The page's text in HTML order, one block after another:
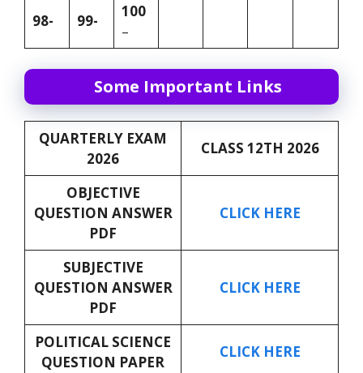
98- 99-
100
–
Some Important Links
QUARTERLY EXAM
2026
CLASS 12TH 2026
OBJECTIVE
QUESTION ANSWER
PDF
CLICK HERE
SUBJECTIVE
QUESTION ANSWER
PDF
CLICK HERE
POLITICAL SCIENCE
QUESTION PAPER
CLICK HERE